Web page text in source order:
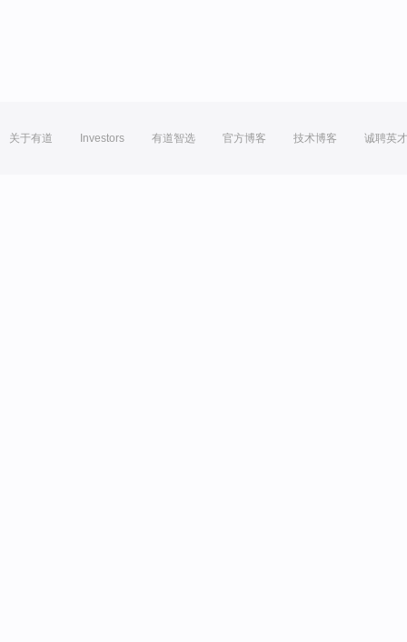
关于有道 Investors 有道智选 官方博客 技术博客 诚聘英才